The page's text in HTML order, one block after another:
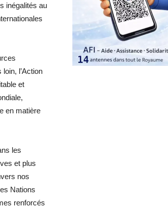
inégalités au
l’Action
et
en matière
les
et plus
nos
Nations
renforcés